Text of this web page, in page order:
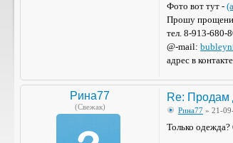
Фото вот тут -
Прошу
тел. 8-913-680-
@-mail:
адрес в
Рина77
(Свежак)
Re: Продам
Рина77 » 21-
Только одежда?